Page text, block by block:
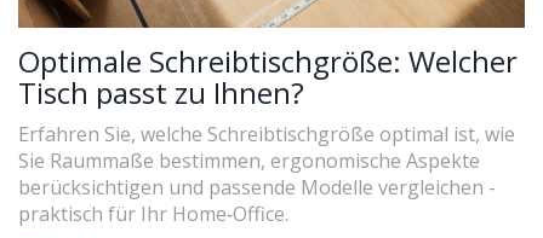
Optimale Schreibtischgröße: Welcher
Tisch passt zu Ihnen?
Erfahren Sie, welche Schreibtischgröße optimal ist, wie
Sie Raummaße bestimmen, ergonomische Aspekte
berücksichtigen und passende Modelle vergleichen -
praktisch für Ihr Home‑Office.